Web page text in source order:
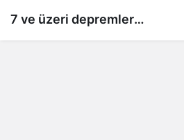
7 ve üzeri depremleri